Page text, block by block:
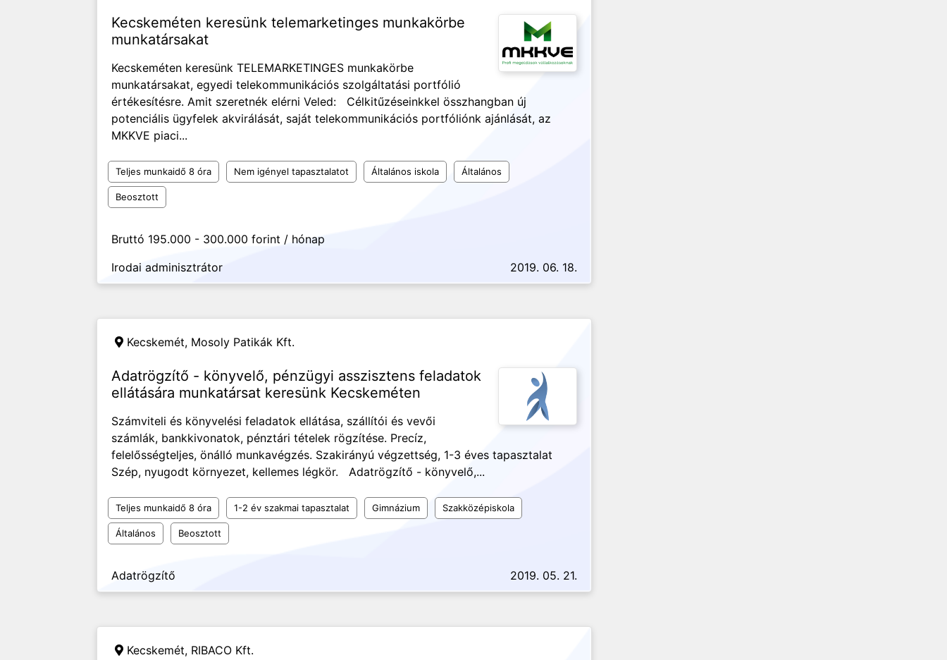
Kecskeméten keresünk telemarketinges munkakörbe
munkatársakat
Kecskeméten keresünk TELEMARKETINGES munkakörbe
munkatársakat, egyedi telekommunikációs szolgáltatási portfólió
értékesítésre. Amit szeretnék elérni Veled: Célkitűzéseinkkel összhangban új
potenciális ügyfelek akvirálását, saját telekommunikációs portfóliónk ajánlását, az
MKKVE piaci...
Teljes munkaidő 8 óra Nem igényel tapasztalatot Általános iskola Általános
Beosztott
Bruttó 195.000 - 300.000 forint / hónap
Irodai adminisztrátor
2019. 06. 18.
Kecskemét, Mosoly Patikák Kft.
Adatrögzítő - könyvelő, pénzügyi asszisztens feladatok
ellátására munkatársat keresünk Kecskeméten
Számviteli és könyvelési feladatok ellátása, szállítói és vevői
számlák, bankkivonatok, pénztári tételek rögzítése. Precíz,
felelősségteljes, önálló munkavégzés. Szakirányú végzettség, 1-3 éves tapasztalat
Szép, nyugodt környezet, kellemes légkör. Adatrögzítő - könyvelő,...
Teljes munkaidő 8 óra 1-2 év szakmai tapasztalat Gimnázium Szakközépiskola
Általános Beosztott
Adatrögzítő 2019. 05. 21.
Kecskemét, RIBACO Kft.